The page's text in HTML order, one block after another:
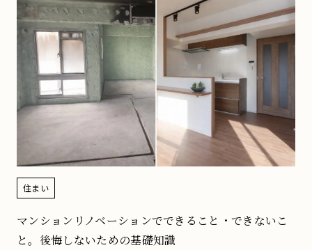
住まい
マンションリノベーションでできること・できないこ
と。後悔しないための基礎知識